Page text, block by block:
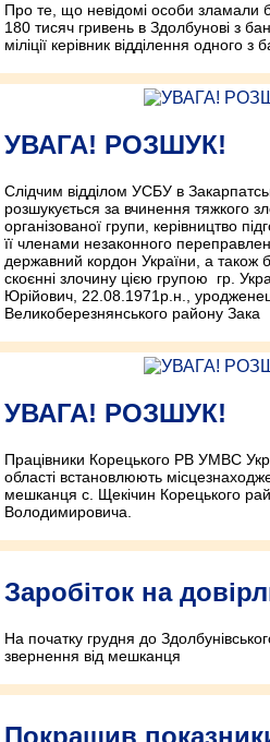
Про те, що невідомі особи зламали
180 тисяч гривень в Здолбунові з
міліції керівник відділення одного з
УВАГА! РОЗШУК!
Слідчим відділом УСБУ в
розшукується за вчинення тяжкого
організованої групи, керівництво
її членами незаконного
державний кордон України, а також
скоєнні злочину цією групою ­ гр.
Юрійович, 22.08.1971р.н.,
Великоберезнянського району Зака
УВАГА! РОЗШУК!
Працівники Корецького РВ УМВС
області встановлюють
мешканця с. Щекічин Корецького
Володимировича.
Заробіток на
На початку грудня до
звернення від мешканця
Покращив